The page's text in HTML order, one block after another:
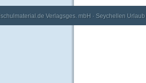
Verlagsges. mbH · Seychellen Urlaub